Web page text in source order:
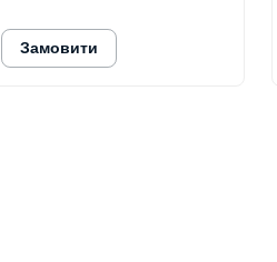
Замовити